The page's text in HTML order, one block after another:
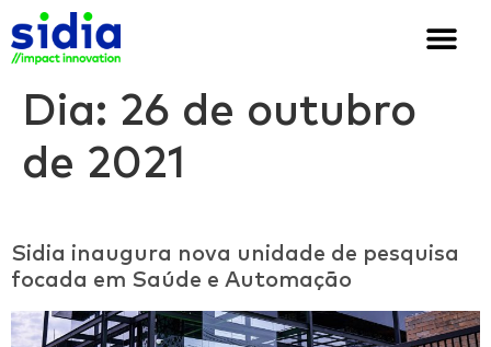
Dia: 26 de outubro
de 2021
Sidia inaugura nova unidade de pesquisa
focada em Saúde e Automação